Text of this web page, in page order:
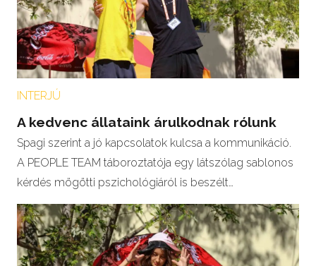
INTERJÚ
A kedvenc állataink árulkodnak rólunk
Spagi szerint a jó kapcsolatok kulcsa a kommunikáció.
A PEOPLE TEAM táboroztatója egy látszólag sablonos
kérdés mögötti pszichológiáról is beszélt…